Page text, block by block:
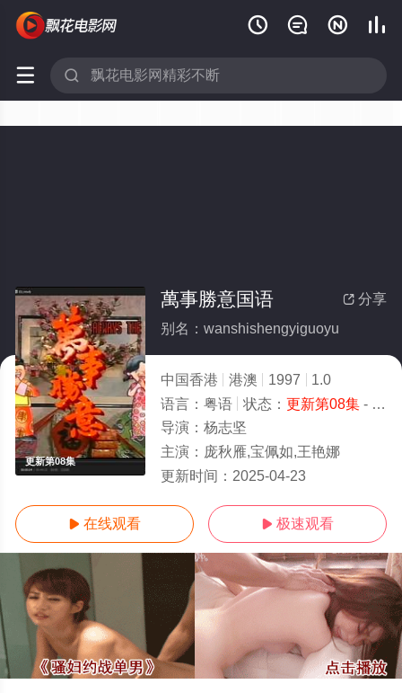
   
 
更新第08集
 分享
萬事勝意国语
别名：wanshishengyiguoyu
中国香港 港澳 1997
1.0
语言： 粤语 状态： 更新第08集- 免费在线观看
导演： 杨志坚
主演： 庞秋雁,宝佩如,王艳娜
更新时间： 2025-04-23
 在线观看  极速观看